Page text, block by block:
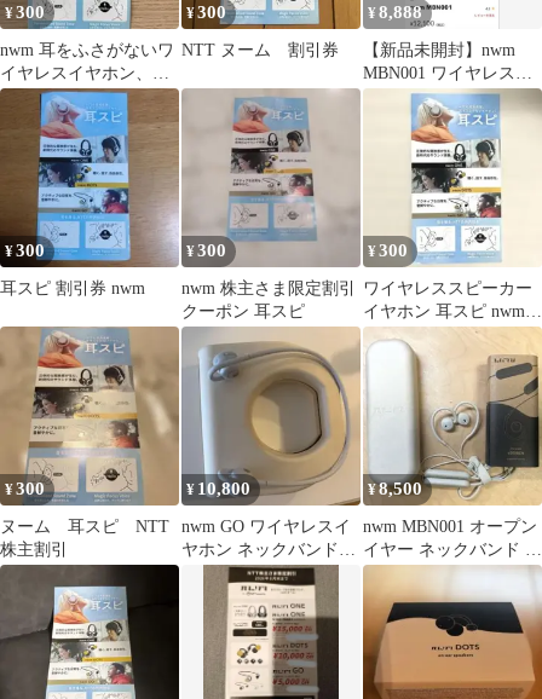
¥300
nwm 耳をふさがないワ
イヤレスイヤホン、耳
スピ限定割引券
¥300
NTT ヌーム 割引券
¥8,888
【新品未開封】nwm
MBN001 ワイヤレスイ
ヤホン ホワイトベー
¥300
耳スピ 割引券 nwm
¥300
nwm 株主さま限定割引
クーポン 耳スピ
¥300
ワイヤレススピーカー
イヤホン 耳スピ nwm
sonority チラ NTT
¥300
ヌーム 耳スピ NTT
株主割引
¥ 10,800
nwm GO ワイヤレスイ
ヤホン ネックバンド型
ホワイト
¥8,500
nwm MBN001 オープン
イヤー ネックバンド ワ
イヤレスイヤホン